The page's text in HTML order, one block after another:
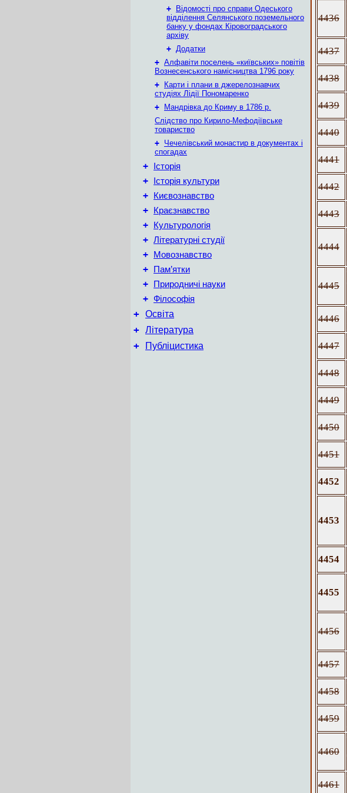
+
Відомості про справи Одеського
відділення Селянського поземельного
банку у фондах Кіровоградського
архіву
+ Додатки
+ Алфавіти поселень «київських» повітів
Вознесенського намісництва 1796 року
+
Карти і плани в джерелознавчих
студіях Лідії Пономаренко
+
Мандрівка до Криму в 1786 р.
Слідство про Кирило-Мефодіївське
товариство
+ Чечелівський монастир в документах і
спогадах
+ Історія
+ Історія культури
+ Києвознавство
+ Краєзнавство
+ Культурологія
+ Літературні студії
+ Мовознавство
+ Пам’ятки
+ Природничі науки
+ Філософія
+ Освіта
+ Література
+ Публіцистика
4436
4437
4438
4439
4440
4441
4442
4443
4444
4445
4446
4447
4448
4449
4450
4451
4452
4453
4454
4455
4456
4457
4458
4459
4460
4461